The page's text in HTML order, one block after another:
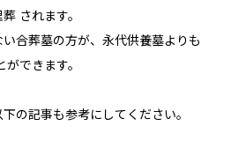
されます。
合葬墓の方が、永代供養墓よりも
できます。
の記事も参考にしてください。